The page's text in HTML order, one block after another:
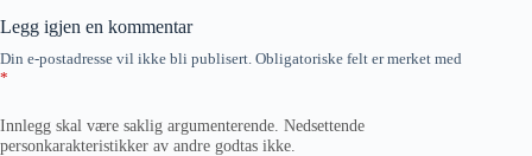
Legg igjen en kommentar
Din e-postadresse vil ikke bli publisert. Obligatoriske felt er merket med
*
Innlegg skal være saklig argumenterende. Nedsettende
personkarakteristikker av andre godtas ikke.